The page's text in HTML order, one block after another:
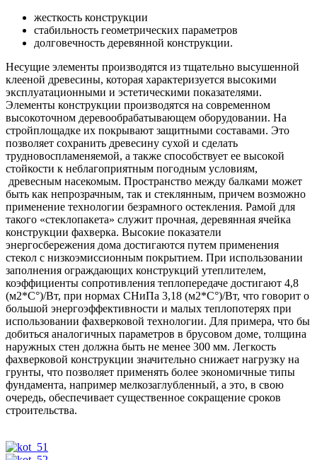
жесткость конструкции
стабильность геометрических параметров
долговечность деревянной конструкции.
Несущие элементы производятся из тщательно высушенной
клееной древесины, которая характеризуется высокими
эксплуатационными и эстетическими показателями.
Элементы конструкции производятся на современном
высокоточном деревообрабатывающем оборудовании. На
стройплощадке их покрывают защитными составами. Это
позволяет сохранить древесину сухой и сделать
трудновоспламеняемой, а также способствует ее высокой
стойкости к неблагоприятным погодным условиям,
древесным насекомым. Пространство между балками может
быть как непрозрачным, так и стеклянным, причем возможно
применение технологии безрамного остекления. Рамой для
такого «стеклопакета» служит прочная, деревянная ячейка
конструкции фахверка. Высокие показатели
энергосбережения дома достигаются путем применения
стекол с низкоэмиссионным покрытием. При использовании
заполнения ограждающих конструкций утеплителем,
коэффициенты сопротивления теплопередаче достигают 4,8
(м2*С°)/Вт, при нормах СНиПа 3,18 (м2*С°)/Вт, что говорит о
большой энергоэффективности и малых теплопотерях при
использовании фахверковой технологии. Для примера, что бы
добиться аналогичных параметров в брусовом доме, толщина
наружных стен должна быть не менее 300 мм. Легкость
фахверковой конструкции значительно снижает нагрузку на
грунты, что позволяет применять более экономичные типы
фундамента, например мелкозаглубленный, а это, в свою
очередь, обеспечивает существенное сокращение сроков
строительства.